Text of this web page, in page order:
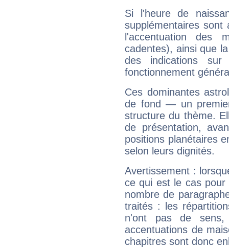
Si l'heure de
supplémentaires sont
l'accentuation des
cadentes), ainsi que
des indications sur
fonctionnement
Ces dominantes
de fond — un
structure du thème.
de présentation,
positions planétaires
selon leurs dignités.
Avertissement :
ce qui est le cas pour
nombre de
traités : les
n'ont pas de sens,
accentuations de
chapitres sont donc